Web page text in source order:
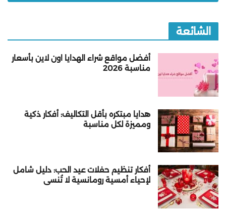
الشائعة
أفضل مواقع شراء الهدايا اون لاين بأسعار
مناسبة 2026
هدايا مبتكره بأقل التكاليف: أفكار ذكية
ومميزة لكل مناسبة
أفكار تنظيم حفلات عيد الحب: دليل شامل
لإحياء أمسية رومانسية لا تُنسى